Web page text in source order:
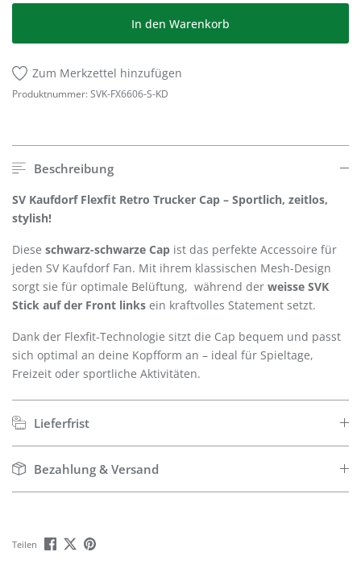
In den Warenkorb
Zum Merkzettel hinzufügen
Produktnummer: SVK-FX6606-S-KD
Beschreibung
SV Kaufdorf Flexfit Retro Trucker Cap – Sportlich, zeitlos,
stylish!
Diese schwarz-schwarze Cap ist das perfekte Accessoire für
jeden SV Kaufdorf Fan. Mit ihrem klassischen Mesh-Design
sorgt sie für optimale Belüftung, während der weisse SVK
Stick auf der Front links ein kraftvolles Statement setzt.
Dank der Flexfit-Technologie sitzt die Cap bequem und passt
sich optimal an deine Kopfform an – ideal für Spieltage,
Freizeit oder sportliche Aktivitäten.
Lieferfrist
Bezahlung & Versand
Teilen